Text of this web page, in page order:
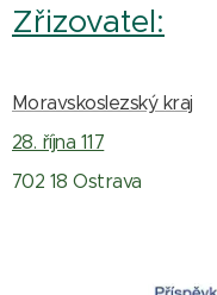
Zřizovatel:
Moravskoslezský kraj
28. října 117
702 18 Ostrava